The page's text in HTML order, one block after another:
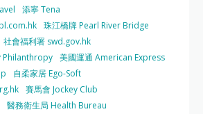
添寧 Tena
珠江橋牌 Pearl River Bridge
社會福利署 swd.gov.hk
Philanthropy 美國運通 American Express
自柔家居 Ego-Soft
賽馬會 Jockey Club
醫務衛生局 Health Bureau